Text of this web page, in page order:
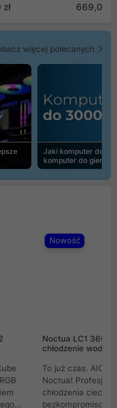
669,00
więcej polecanych
Jaki komputer do
komputer do gier |
Nowość
Noctua LC1
chłodzenie wodne
To już czas. AIO
Noctua!
chłodzenia cieczą